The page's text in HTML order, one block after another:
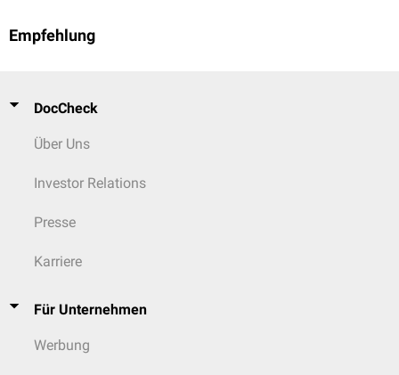
Empfehlung
DocCheck
Über Uns
Investor Relations
Presse
Karriere
Für Unternehmen
Werbung